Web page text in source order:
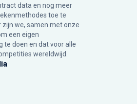
data en nog meer
toe te
zijn we, samen met onze
een eigen
te doen en dat voor alle
wereldwijd.